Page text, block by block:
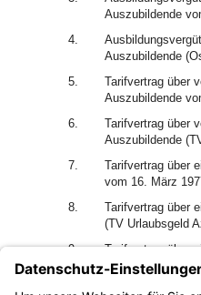
Auszubildende
4.
Auszubildende
5.
Tarifvertrag über
Auszubildende
6.
Tarifvertrag über
Auszubildende
7.
Tarifvertrag über
vom 16. März
8.
Tarifvertrag über
(TV Urlaubsgeld
9.
Tarifvertrag über
vom 12. Oktober
10.
Tarifvertrag über